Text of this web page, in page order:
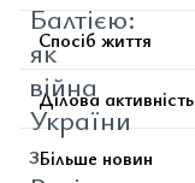
Балтією:
як
війна
України
з
Спосіб життя
Ділова активність
Більше новин